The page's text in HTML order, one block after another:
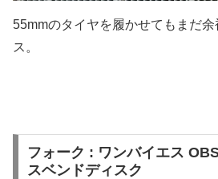
55mmのタイヤを履かせてもまだ
ス。
フォーク : ワンバイエス
スベンドディスク